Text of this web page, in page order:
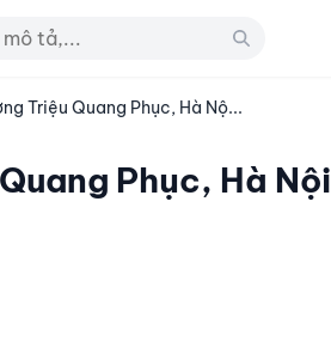
Triệu Quang Phục, Hà Nộ...
Phục, Hà Nội